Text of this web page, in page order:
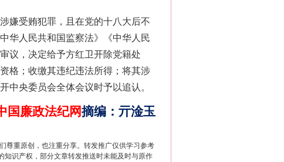
嫌受贿犯罪，且在党的十八大后不
华人民共和国监察法》《中华人民
议，决定给予方红卫开除党籍处
格；收缴其违纪违法所得；将其涉
中央委员会全体会议时予以追认。
国廉政法纪网摘编 ： 亓淦玉
尊重原创，也注重分享。转发推广仅供学习参考
知识产权，部分文章转发推送时未能及时与原作